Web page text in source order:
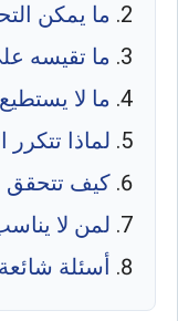
ما يمكن
ما تقيسه
ما لا
لماذا تتكرر
كيف
لمن لا
أسئلة شائعة